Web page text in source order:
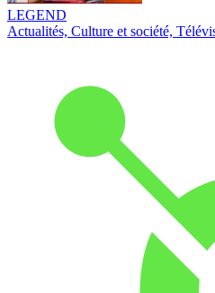
LEGEND
Actualités, Culture et société,